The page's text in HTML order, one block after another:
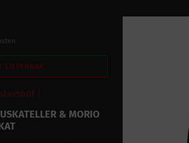
LIEFERBAR.
|
& MORIO